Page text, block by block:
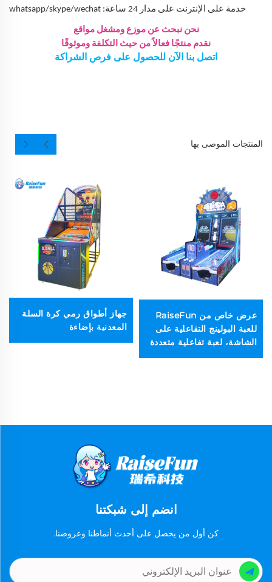
خدمة على الإنترنت على مدار 24 ساعة: whatsapp/skype/wechat
نحن نبحث عن موزع ومشغل مواقع
نقدم منتجًا فعالاً من حيث التكلفة وموثوقًا
اتصل بنا الآن للحصول على فرص الشراكة
المنتجات الموصى بها
عرض خاص من RaiseFun
للعبة البولينج التفاعلية على
الشاشة، لعبة تفاعلية متعددة
المستويات للاعبين اثنين تعمل
جهاز أطواق رمي كرة السلة
المعدنية بإضاءة
انضم إلى شبكتنا
كن أول من يحصل على أحدث أنماطنا وعروضنا.